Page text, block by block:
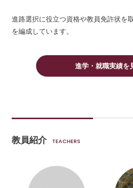
進路選択に役立つ資格や教員免許状を
を編成しています。
進学・就職実績を
教員紹介